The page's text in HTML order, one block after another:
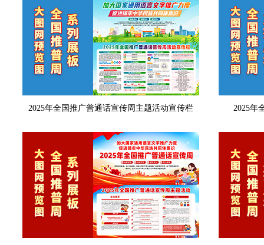
2025年全国推广普通话宣传周主题活动宣传栏 2025年